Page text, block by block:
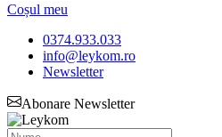
Coșul meu
0374.933.033
info@leykom.ro
Newsletter
Abonare Newsletter